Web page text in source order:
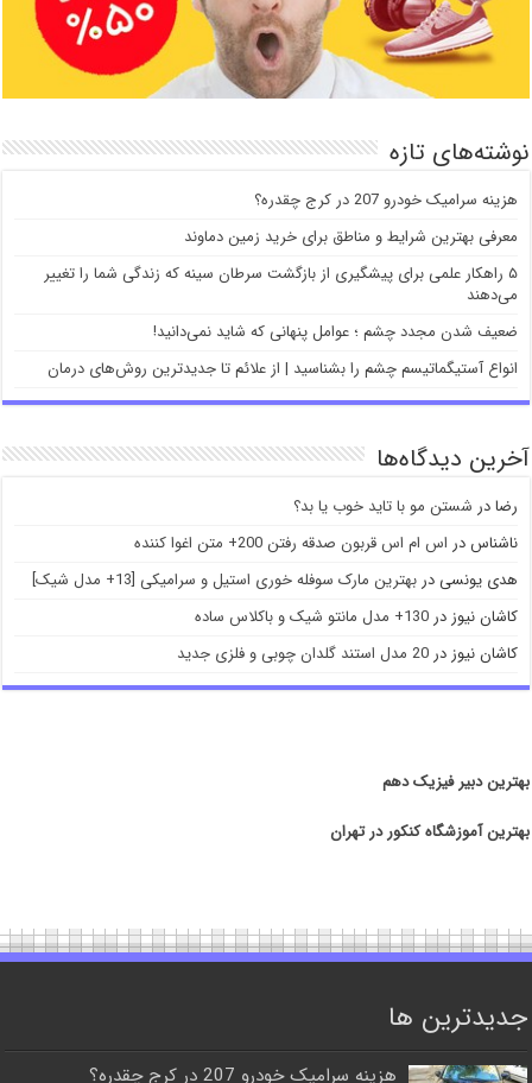
نوشته‌های تازه
هزینه سرامیک خودرو 207 در کرج چقدره؟
معرفی بهترین شرایط و مناطق برای خرید زمین دماوند
۵ راهکار علمی برای پیشگیری از بازگشت سرطان سینه که زندگی شما را تغییر
می‌دهند
ضعیف شدن مجدد چشم ؛ عوامل پنهانی که شاید نمی‌دانید!
انواع آستیگماتیسم چشم را بشناسید | از علائم تا جدیدترین روش‌های درمان
آخرین دیدگاه‌ها
رضادر شستن مو با تاید خوب یا بد؟
ناشناسدر اس ام اس قربون صدقه رفتن 200+ متن اغوا کننده
هدی یونسیدربهترین مارک سوفله خوری استیل و سرامیکی [13+ مدل شیک]
کاشان نیوزدر130+ مدل مانتو شیک و باکلاس ساده
کاشان نیوزدر20 مدل استند گلدان چوبی و فلزی جدید
بهترین دبیر فیزیک دهم
بهترین آموزشگاه کنکور در تهران
جدیدترین ها
هزینه سرامیک خودرو 207 در کرج چقدره؟